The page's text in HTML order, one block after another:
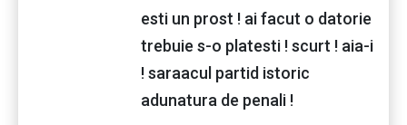
esti un prost ! ai facut o datorie
trebuie s-o platesti ! scurt ! aia-i
! saraacul partid istoric
adunatura de penali !